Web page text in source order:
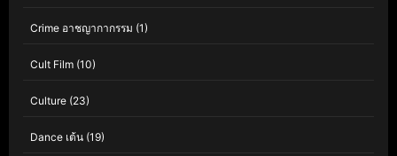
Crime อาชญากากรรม (1)
Cult Film (10)
Culture (23)
Dance เต้น (19)